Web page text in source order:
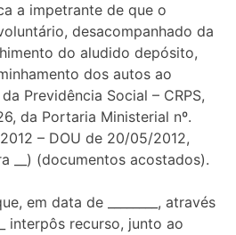
a impetrante de que o
desacompanhado da
do aludido depósito,
dos autos ao
Previdência Social – CRPS,
da Portaria Ministerial nº.
– DOU de 20/05/2012,
__) (documentos acostados).
em data de ________, através
interpôs recurso, junto ao